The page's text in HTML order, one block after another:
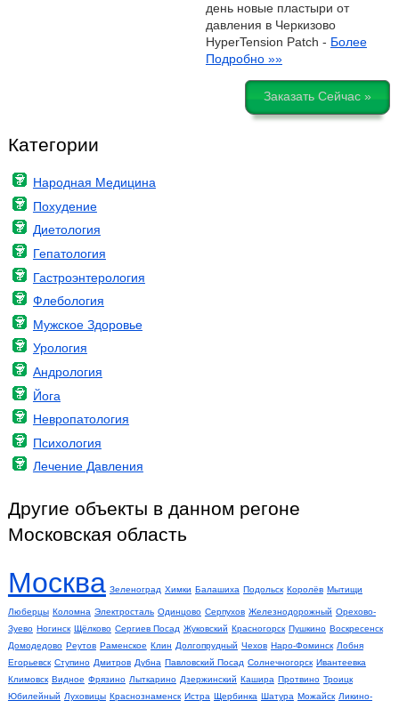
день новые пластыри от
давления в Черкизово
HyperTension Patch - Более
Подробно »»
Заказать Сейчас »
Категории
Народная Медицина
Похудение
Диетология
Гепатология
Гастроэнтерология
Флебология
Мужское Здоровье
Урология
Андрология
Йога
Невропатология
Психология
Лечение Давления
Другие объекты в данном регоне
Московская область
Москва Зеленоград Химки Балашиха Подольск Королёв Мытищи
Люберцы Коломна Электросталь Одинцово Серпухов Железнодорожный Орехово-
Зуево Ногинск Щёлково Сергиев Посад Жуковский Красногорск Пушкино Воскресенск
Домодедово Реутов Раменское Клин Долгопрудный Чехов Наро-Фоминск Лобня
Егорьевск Ступино Дмитров Дубна Павловский Посад Солнечногорск Ивантеевка
Климовск Видное Фрязино Лыткарино Дзержинский Кашира Протвино Троицк
Юбилейный Луховицы Краснознаменск Истра Щербинка Шатура Можайск Ликино-